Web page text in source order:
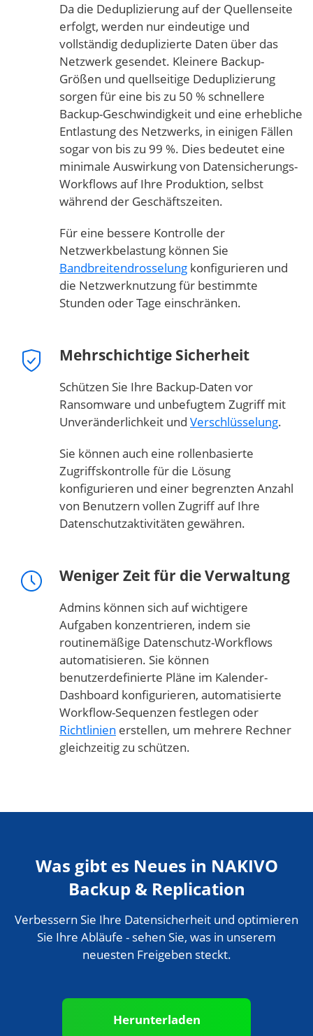
Da die Deduplizierung auf der Quellenseite
erfolgt, werden nur eindeutige und
vollständig deduplizierte Daten über das
Netzwerk gesendet. Kleinere Backup-
Größen und quellseitige Deduplizierung
sorgen für eine bis zu 50 % schnellere
Backup-Geschwindigkeit und eine erhebliche
Entlastung des Netzwerks, in einigen Fällen
sogar von bis zu 99 %. Dies bedeutet eine
minimale Auswirkung von Datensicherungs-
Workflows auf Ihre Produktion, selbst
während der Geschäftszeiten.
Für eine bessere Kontrolle der
Netzwerkbelastung können Sie
Bandbreitendrosselung konfigurieren und
die Netzwerknutzung für bestimmte
Stunden oder Tage einschränken.
Mehrschichtige Sicherheit
Schützen Sie Ihre Backup-Daten vor
Ransomware und unbefugtem Zugriff mit
Unveränderlichkeit und Verschlüsselung.
Sie können auch eine rollenbasierte
Zugriffskontrolle für die Lösung
konfigurieren und einer begrenzten Anzahl
von Benutzern vollen Zugriff auf Ihre
Datenschutzaktivitäten gewähren.
Weniger Zeit für die Verwaltung
Admins können sich auf wichtigere
Aufgaben konzentrieren, indem sie
routinemäßige Datenschutz-Workflows
automatisieren. Sie können
benutzerdefinierte Pläne im Kalender-
Dashboard konfigurieren, automatisierte
Workflow-Sequenzen festlegen oder
Richtlinien erstellen, um mehrere Rechner
gleichzeitig zu schützen.
Was gibt es Neues in NAKIVO
Backup & Replication
Verbessern Sie Ihre Datensicherheit und optimieren
Sie Ihre Abläufe - sehen Sie, was in unserem
neuesten Freigeben steckt.
Herunterladen